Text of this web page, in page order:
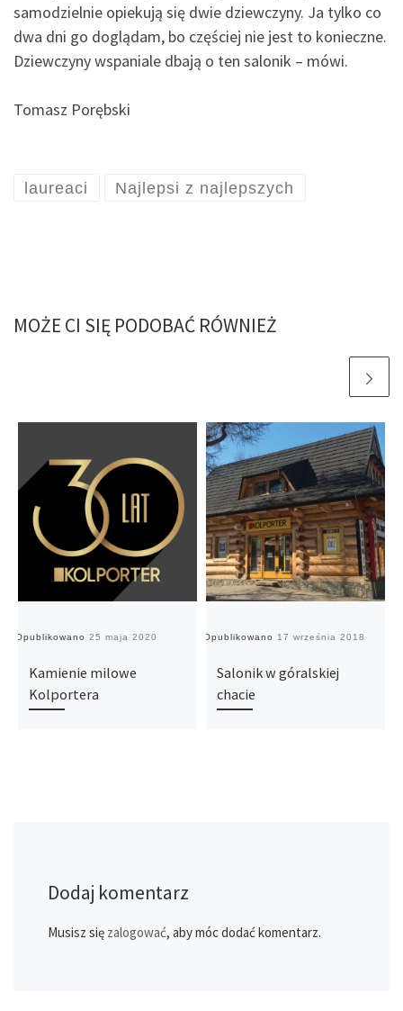
samodzielnie opiekują się dwie dziewczyny. Ja tylko co
dwa dni go doglądam, bo częściej nie jest to konieczne.
Dziewczyny wspaniale dbają o ten salonik – mówi.
Tomasz Porębski
laureaci Najlepsi z najlepszych
MOŻE CI SIĘ PODOBAĆ RÓWNIEŻ
Opublikowano 25 maja 2020
Kamienie milowe
Kolportera
Opublikowano 17 września 2018
Salonik w góralskiej
chacie
Dodaj komentarz
Musisz się zalogować, aby móc dodać komentarz.